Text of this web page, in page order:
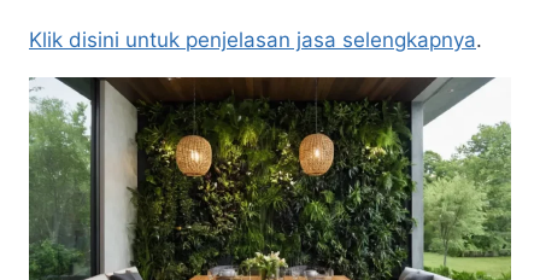
Klik disini untuk penjelasan jasa selengkapnya.